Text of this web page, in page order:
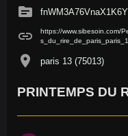
source
link
https://www.sibesoin.com/
location_on paris 13 (75013)
PRINTEMPS DU